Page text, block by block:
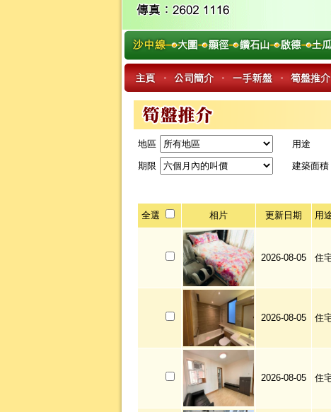
地區 用途
期限 建築面積
全選 相片 更新日期 用
2026-08-05 住
2026-08-05 住
2026-08-05 住